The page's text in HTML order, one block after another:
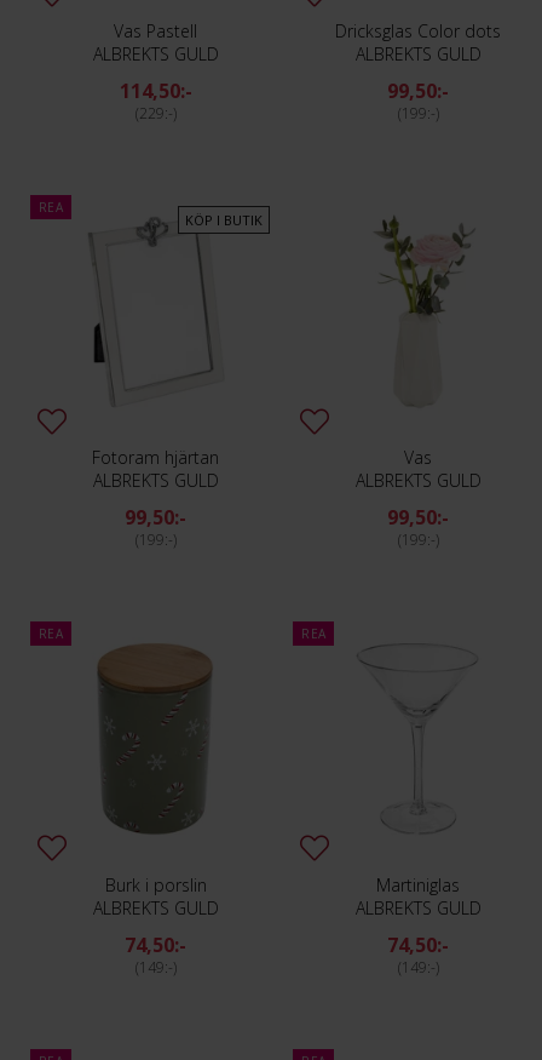
Vas Pastell
ALBREKTS GULD
114,50:-
229:-
Dricksglas Color dots
ALBREKTS GULD
99,50:-
199:-
REA
KÖP I BUTIK
Fotoram hjärtan
ALBREKTS GULD
99,50:-
199:-
Vas
ALBREKTS GULD
99,50:-
199:-
REA
Burk i porslin
ALBREKTS GULD
74,50:-
149:-
REA
Martiniglas
ALBREKTS GULD
74,50:-
149:-